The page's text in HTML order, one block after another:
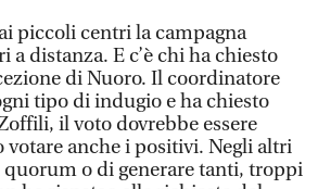
piccoli centri la campagna
distanza. E c’è chi ha chiesto
di Nuoro. Il coordinatore
tipo di indugio e ha chiesto
il voto dovrebbe essere
votare anche i positivi. Negli altri
o di generare tanti, troppi